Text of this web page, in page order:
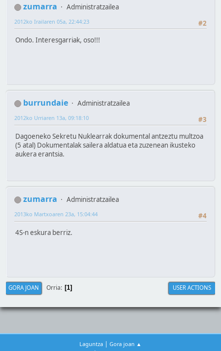
zumarra
Administratzailea
#2
2012ko Irailaren 05a, 22:44:23
Ondo. Interesgarriak, oso!!!
burrundaie
Administratzailea
#3
2012ko Urriaren 13a, 09:18:10
Dagoeneko Sekretu Nuklearrak dokumental antzeztu multzoa
(5 atal) Dokumentalak sailera aldatua eta zuzenean ikusteko
aukera erantsia.
zumarra
Administratzailea
#4
2013ko Martxoaren 23a, 15:04:44
4S-n eskura berriz.
GORA JOAN Orria 1 USER ACTIONS
Laguntza | Gora joan ▲